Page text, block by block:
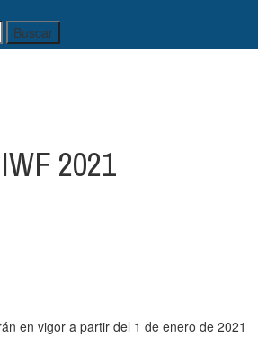
2021
en vigor a partir del 1 de enero de 2021